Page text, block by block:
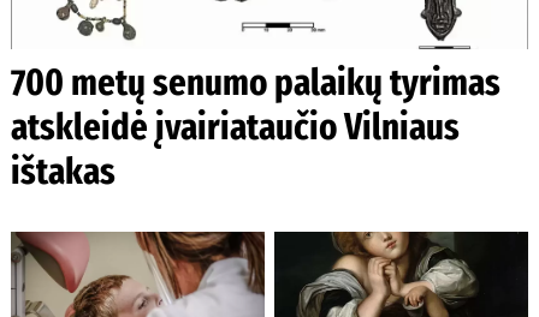
700 metų senumo palaikų tyrimas
atskleidė įvairiataučio Vilniaus
ištakas